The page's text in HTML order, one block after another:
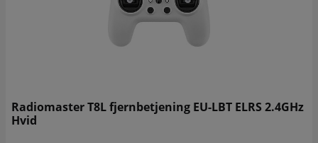
Radiomaster T8L fjernbetjening EU-LBT ELRS 2.4GHz
Hvid